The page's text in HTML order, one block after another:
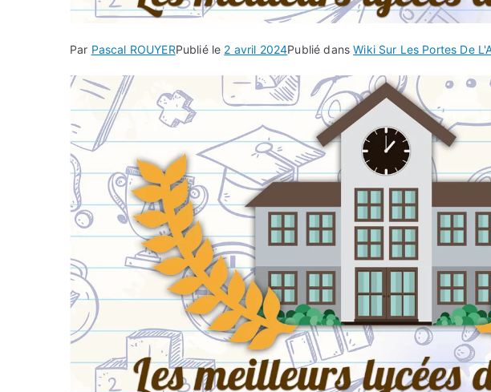
Par Pascal ROUYERPublié le 2 avril 2024Publié dansWiki Sur Les Portes De